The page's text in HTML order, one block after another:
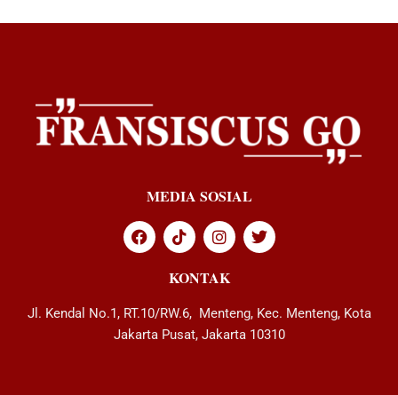
MEDIA SOSIAL
KONTAK
Jl. Kendal No.1, RT.10/RW.6, Menteng, Kec. Menteng, Kota
Jakarta Pusat, Jakarta 10310